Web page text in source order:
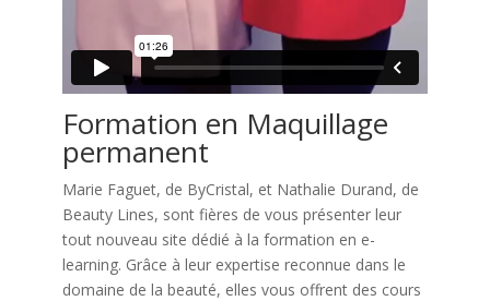
Formation en Maquillage
permanent
Marie Faguet, de ByCristal, et Nathalie Durand, de
Beauty Lines, sont fières de vous présenter leur
tout nouveau site dédié à la formation en e-
learning. Grâce à leur expertise reconnue dans le
domaine de la beauté, elles vous offrent des cours